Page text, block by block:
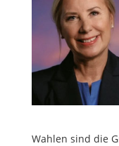
Wahlen sind die